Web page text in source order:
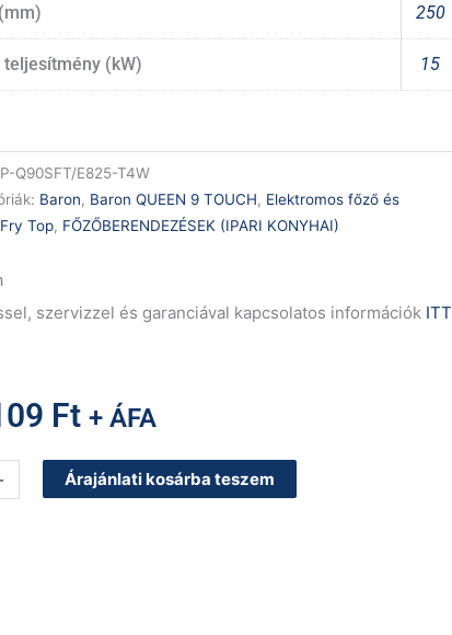
250
teljesítmény (kW) 15
Q90SFT/E825-T4W
Baron, Baron QUEEN 9 TOUCH, Elektromos főző és
Top, FŐZŐBERENDEZÉSEK (IPARI KONYHAI)
szervizzel és garanciával kapcsolatos információk ITT
Ft + ÁFA
Árajánlati kosárba teszem